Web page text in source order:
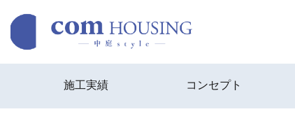
施工実績 コンセプト